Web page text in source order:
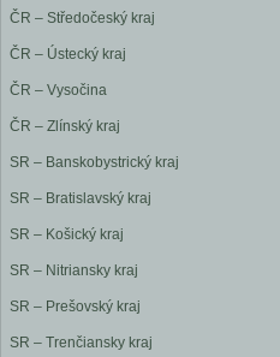
ČR – Středočeský kraj
ČR – Ústecký kraj
ČR – Vysočina
ČR – Zlínský kraj
SR – Banskobystrický kraj
SR – Bratislavský kraj
SR – Košický kraj
SR – Nitriansky kraj
SR – Prešovský kraj
SR – Trenčiansky kraj